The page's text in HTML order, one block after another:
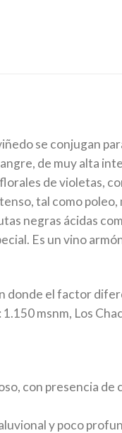
se conjugan
de muy alta
de violetas,
tal como
negras ácidas
Es un vino
donde el factor
msnm, Los
con presencia de
y poco